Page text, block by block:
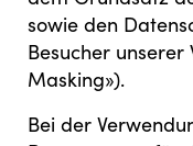
sowie den
Besucher unserer
Masking»).
Bei der